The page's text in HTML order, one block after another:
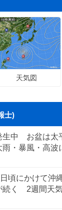
天気図
士)
生中 お盆は太
・暴風・高波
頃にかけて沖
続く 2週間天